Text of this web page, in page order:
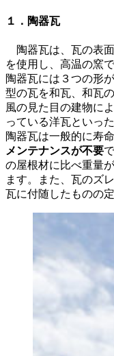
１．陶器瓦
陶器瓦は、瓦の表
を使用し、高温の窯
陶器瓦には３つの形
型の瓦を和瓦、和瓦
風の見た目の建物に
っている洋瓦といっ
陶器瓦は一般的に寿
メンテナンスが不要
の屋根材に比べ重量
ます。また、瓦のズ
瓦に付随したものの